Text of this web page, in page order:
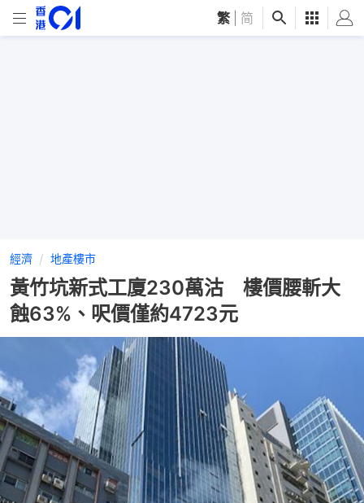
繁 简
經濟 地產樓市
黃竹坑新式工廈230萬沽 樓價腰斬大
蝕63%、呎價僅約4723元